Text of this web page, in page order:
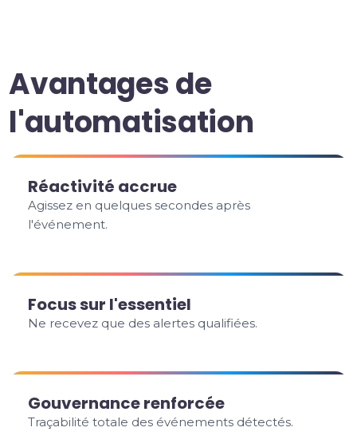
Avantages de
l'automatisation
Réactivité accrue
Agissez en quelques secondes après
l'événement.
Focus sur l'essentiel
Ne recevez que des alertes qualifiées.
Gouvernance renforcée
Traçabilité totale des événements détectés.